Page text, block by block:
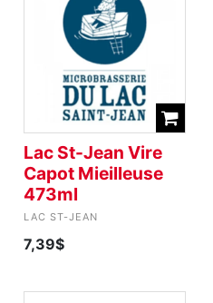
Lac St-Jean Vire
Capot Mieilleuse
473ml
LAC ST-JEAN
7,39$